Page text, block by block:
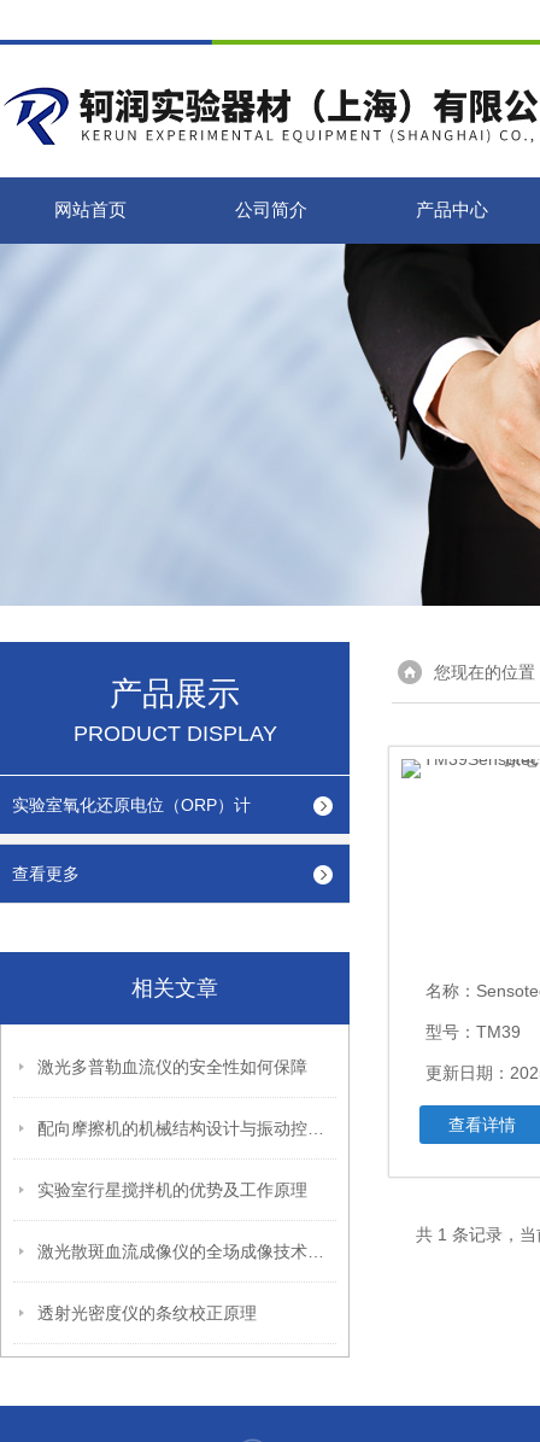
网站首页 公司简介 产品中心
产品展示
PRODUCT DISPLAY
实验室氧化还原电位（ORP）计
查看更多
相关文章
激光多普勒血流仪的安全性如何保障
实验室行星搅拌机的优势及工作原理
透射光密度仪的条纹校正原理
您现在的位置
名称：
型号：TM39
更新日期：
查看详情
共 1 条记录，